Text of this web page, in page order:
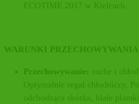
ECOTIME 2017 w Kielcach.
WARUNKI PRZECHOWYWANIA
Przechowywanie: suche i
Optymalnie regał chłodniczy,
odchodząca skórka, białe